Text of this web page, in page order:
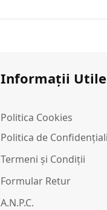
Informații Utile
Politica Cookies
Politica de
Termeni și Condiții
Formular Retur
A.N.P.C.